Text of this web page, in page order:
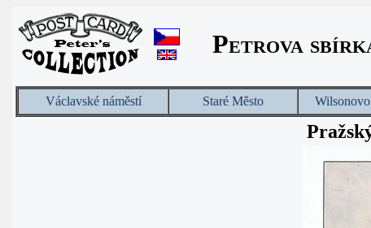
Petrova
Václavské náměstí Staré Město